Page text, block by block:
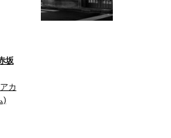
坂
カ
)